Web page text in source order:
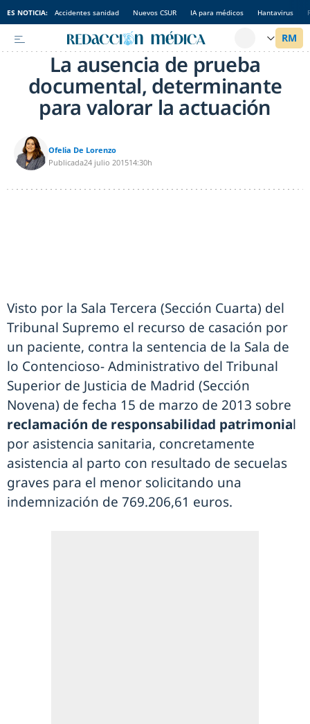
ES NOTICIA: Accidentes sanidad Nuevos CSUR IA para médicos Hantavirus
La ausencia de prueba
documental, determinante
para valorar la actuación
Ofelia De Lorenzo
Publicada24 julio 201514:30h
Visto por la Sala Tercera (Sección Cuarta) del
Tribunal Supremo el recurso de casación por
un paciente, contra la sentencia de la Sala de
lo Contencioso- Administrativo del Tribunal
Superior de Justicia de Madrid (Sección
Novena) de fecha 15 de marzo de 2013 sobre
reclamación de responsabilidad patrimonial
por asistencia sanitaria, concretamente
asistencia al parto con resultado de secuelas
graves para el menor solicitando una
indemnización de 769.206,61 euros.